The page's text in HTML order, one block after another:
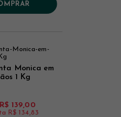
Monica em
1 Kg
R$ 139,00
R$ 134,83